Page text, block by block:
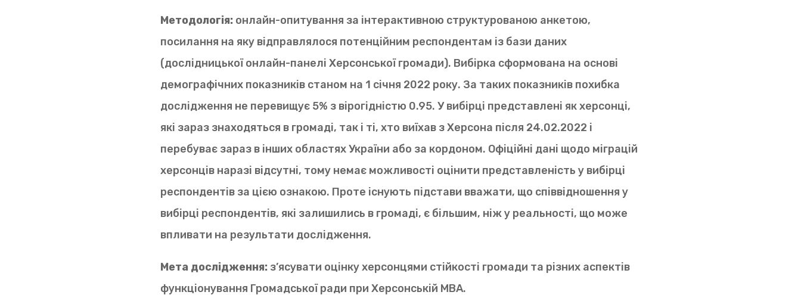
Методологія: онлайн-опитування за інтерактивною структурованою анкетою,
посилання на яку відправлялося потенційним респондентам із бази даних
(дослідницької онлайн-панелі Херсонської громади). Вибірка сформована на основі
демографічних показників станом на 1 січня 2022 року. За таких показників похибка
дослідження не перевищує 5% з вірогідністю 0.95. У вибірці представлені як херсонці,
які зараз знаходяться в громаді, так і ті, хто виїхав з Херсона після 24.02.2022 і
перебуває зараз в інших областях України або за кордоном. Офіційні дані щодо міграцій
херсонців наразі відсутні, тому немає можливості оцінити представленість у вибірці
респондентів за цією ознакою. Проте існують підстави вважати, що співвідношення у
вибірці респондентів, які залишились в громаді, є більшим, ніж у реальності, що може
впливати на результати дослідження.
Мета дослідження: з’ясувати оцінку херсонцями стійкості громади та різних аспектів
функціонування Громадської ради при Херсонській МВА.